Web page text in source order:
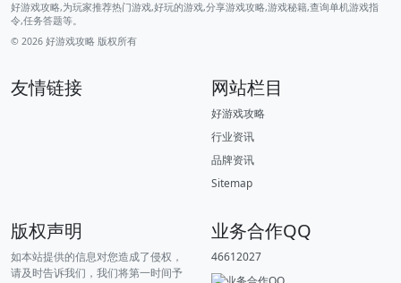
好游戏攻略,为玩家推荐热门游戏,好玩的游戏,分享游戏攻略,游戏秘籍,查询单机游戏指
令,任务答题等。
© 2026 好游戏攻略 版权所有
友情链接 网站栏目
好游戏攻略
行业资讯
品牌资讯
Sitemap
版权声明
如本站提供的信息对您造成了侵权，
请及时告诉我们，我们将第一时间予
业务合作QQ
46612027